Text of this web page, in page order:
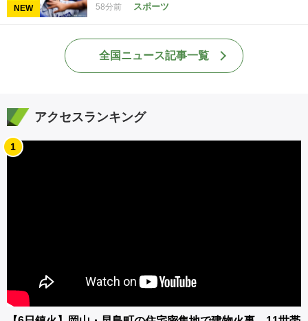
NEW 58分前 スポーツ
全国ニュース記事一覧
アクセスランキング
1